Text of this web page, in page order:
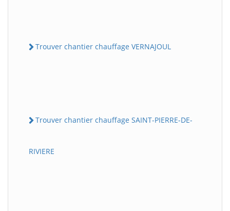
Trouver chantier chauffage VERNAJOUL
Trouver chantier chauffage SAINT-PIERRE-DE-
RIVIERE